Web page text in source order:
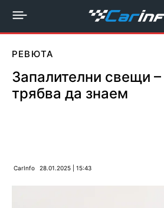
РЕВЮТА
Запалителни свещи
трябва да знаем
CarInfo 28.01.2025 | 15:43